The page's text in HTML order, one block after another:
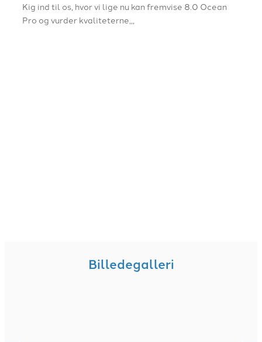
Kig ind til os, hvor vi lige nu kan fremvise 8.0 Ocean
Pro og vurder kvaliteterne,,,
Billedegalleri